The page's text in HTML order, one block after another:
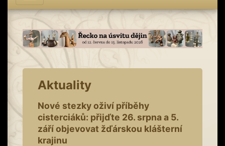
Aktuality
Nové stezky oživí příběhy
cisterciáků: přijďte 26. srpna a 5.
září objevovat žďárskou klášterní
krajinu